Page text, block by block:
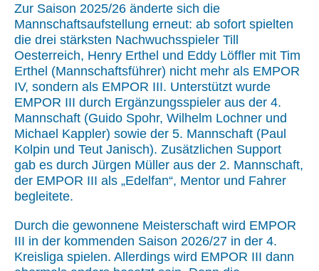
Zur Saison 2025/26 änderte sich die
Mannschaftsaufstellung erneut: ab sofort spielten
die drei stärksten Nachwuchsspieler Till
Oesterreich, Henry Erthel und Eddy Löffler mit Tim
Erthel (Mannschaftsführer) nicht mehr als EMPOR
IV, sondern als EMPOR III. Unterstützt wurde
EMPOR III durch Ergänzungsspieler aus der 4.
Mannschaft (Guido Spohr, Wilhelm Lochner und
Michael Kappler) sowie der 5. Mannschaft (Paul
Kolpin und Teut Janisch). Zusätzlichen Support
gab es durch Jürgen Müller aus der 2. Mannschaft,
der EMPOR III als „Edelfan“, Mentor und Fahrer
begleitete.
Durch die gewonnene Meisterschaft wird EMPOR
III in der kommenden Saison 2026/27 in der 4.
Kreisliga spielen. Allerdings wird EMPOR III dann